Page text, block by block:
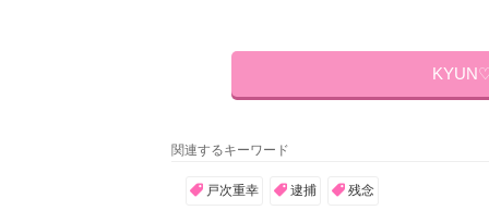
関連するキーワード
戸次重幸 逮捕 残念